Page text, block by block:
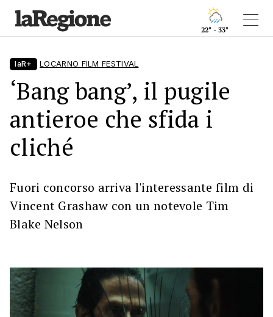
22° - 33°
laR+ LOCARNO FILM FESTIVAL
‘Bang bang’, il pugile
antieroe che sfida i
cliché
Fuori concorso arriva l'interessante film di
Vincent Grashaw con un notevole Tim
Blake Nelson